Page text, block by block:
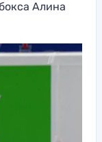
Алина